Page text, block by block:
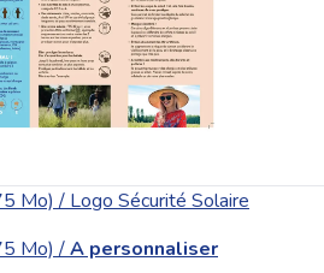
Mo) / Logo Sécurité Solaire
Mo) /A personnaliser